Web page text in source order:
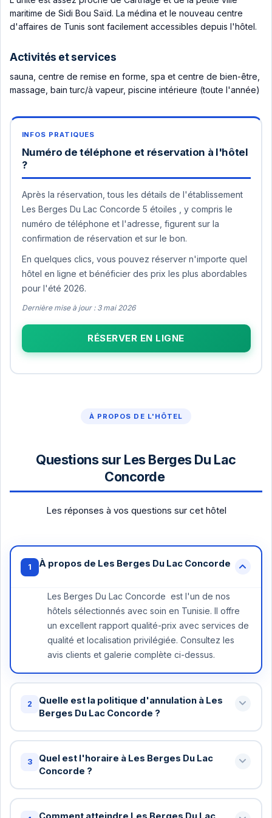
maritime de Sidi Bou Saïd. La médina et le nouveau centre
d'affaires de Tunis sont facilement accessibles depuis l'hôtel.
Activités et services
sauna, centre de remise en forme, spa et centre de bien-être,
massage, bain turc/à vapeur, piscine intérieure (toute l'année)
Numéro de téléphone et réservation à l'hôtel
?
Après la réservation, tous les détails de l'établissement
Les Berges Du Lac Concorde 5 étoiles , y compris le
numéro de téléphone et l'adresse, figurent sur la
confirmation de réservation et sur le bon.
En quelques clics, vous pouvez réserver n'importe quel
hôtel en ligne et bénéficier des prix les plus abordables
pour l'été 2026.
Dernière mise à jour : 3 mai 2026
RÉSERVER EN LIGNE
À PROPOS DE L'HÔTEL
Questions sur Les Berges Du Lac
Concorde
Les réponses à vos questions sur cet hôtel
1 À propos de Les Berges Du Lac Concorde
Les Berges Du Lac Concorde est l'un de nos
hôtels sélectionnés avec soin en Tunisie. Il offre
un excellent rapport qualité-prix avec services de
qualité et localisation privilégiée. Consultez les
avis clients et galerie complète ci-dessus.
2
Quelle est la politique d'annulation à Les
Berges Du Lac Concorde ?
Annulation gratuite jusqu'à 48 heures avant votre
arrivée à Les Berges Du Lac Concorde . Au-delà,
une nuit peut être facturée. Certains tarifs
lors de la réservation.
3
Quel est l'horaire à Les Berges Du Lac
Concorde ?
Check-in standard: 15h / Check-out standard: 11h
chez Les Berges Du Lac Concorde . Vous pouvez